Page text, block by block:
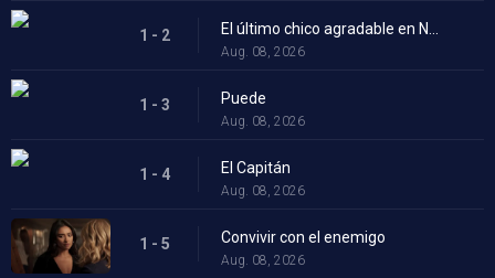
1 - 2
Aug. 08, 2026
1 - 3 Puede
Aug. 08, 2026
1 - 4 El Capitán
Aug. 08, 2026
1 - 5 Convivir con el enemigo
Aug. 08, 2026